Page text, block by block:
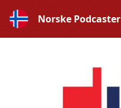
Norske Podcaster